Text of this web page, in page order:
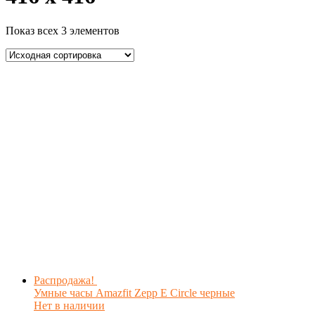
Показ всех 3 элементов
Распродажа!
Умные часы Amazfit Zepp E Circle черные
Нет в наличии